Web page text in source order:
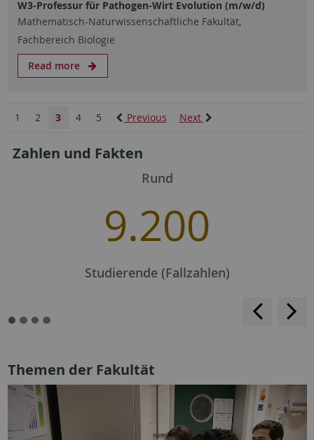
W3-Professur für Pathogen-Wirt Evolution (m/w/d)
Mathematisch-Naturwissenschaftliche Fakultät,
Fachbereich Biologie
Read more
Previous
1 2 3 4 5 Next
Zahlen und Fakten
Rund
9.200
Studierende (Fallzahlen)
Themen der Fakultät